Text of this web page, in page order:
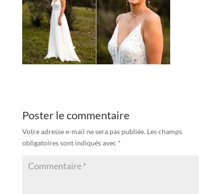
Poster le commentaire
Votre adresse e-mail ne sera pas publiée. Les champs
obligatoires sont indiqués avec *